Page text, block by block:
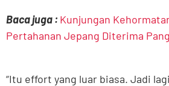
Baca juga : Kunjungan
Pertahanan Jepang Diterima
“Itu effort yang luar biasa. Jadi